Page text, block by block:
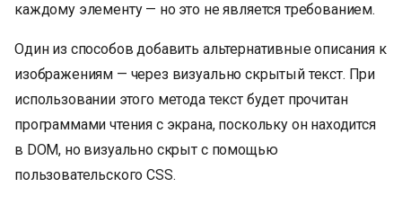
каждому элементу — но это не является требованием.
Один из способов добавить альтернативные описания к
изображениям — через визуально скрытый текст. При
использовании этого метода текст будет прочитан
программами чтения с экрана, поскольку он находится
в DOM, но визуально скрыт с помощью
пользовательского CSS.